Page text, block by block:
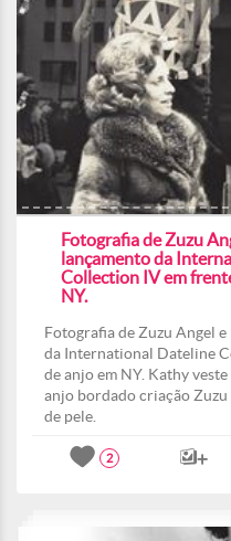
Fotografia de Zuzu
lançamento da
Collection IV em
NY.
Fotografia de Zuzu Angel
da International Dateline
de anjo em NY. Kathy
anjo bordado criação Zuzu
de pele.
2